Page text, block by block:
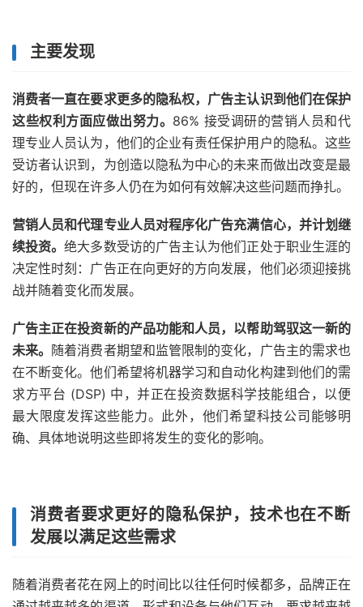
主要发现
消费者一直在要求更多的隐私权，广告主认识到他们在保护
这些权利方面应做出努力。 86% 接受调研的营销人员和代
理专业人员认为，他们的企业有责任保护用户的隐私。这些
受访者认识到，为创造以隐私为中心的未来而做出改变是最
好的，但现在许多人仍在为如何有效解决这些问题而挣扎。
营销人员和代理专业人员对程序化广告充满信心，并计划继
续投资。绝大多数受访的广告主认为他们正处于职业生涯的
决定性时刻：广告正在向更好的方向发展，他们必须迎接挑
战并随着变化而发展。
广告主正在投资新的产品功能和人员，以帮助驾驭这一新的
未来。 随着消费者期望和监管限制的变化，广告主的需求也
在不断变化。他们希望将机器学习和自动化构建到他们的需
求方平台 (DSP) 中，并正在投资数据科学技能组合，以便
最大限度发挥这些能力。此外，他们希望科技公司能够明
确、具体地说明这些即将发生的变化的影响。
消费者要求更好的隐私保护，技术也在不断
发展以满足这些需求
随着消费者花在网上的时间比以往任何时候都多，品牌正在